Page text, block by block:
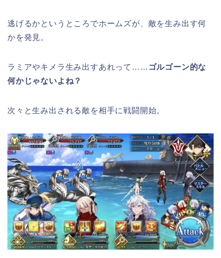
逃げるかというところでホームズが、敵を生み出す何
かを発見。
ラミアやキメラ生み出すあれって…… ゴルゴーン的な
何かじゃないよね？
次々と生み出される敵を相手に戦闘開始。